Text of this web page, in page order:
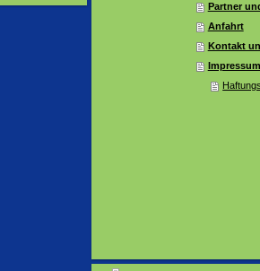
Partner
Anfahrt
Kontakt
Impressum